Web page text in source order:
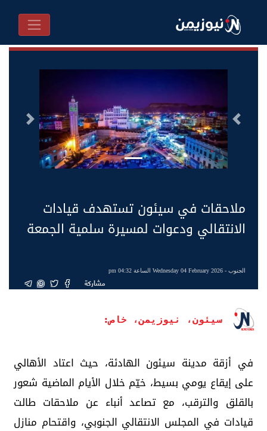
السابق التالى
ملاحقات في سيئون تستهدف قيادات
الانتقالي ودعوات لمسيرة سلمية الجمعة
الجنوب- Wednesday 04 February 2026 الساعة 04:32 pm
مشاركة
سيئون، نيوزيمن، خاص:
في أزقة مدينة سيئون الهادئة، حيث اعتاد الأهالي
على إيقاع يومي بسيط، خيّم خلال الأيام الماضية شعور
بالقلق والترقب، مع تصاعد أنباء عن ملاحقات طالت
قيادات في المجلس الانتقالي الجنوبي، واقتحام منازل